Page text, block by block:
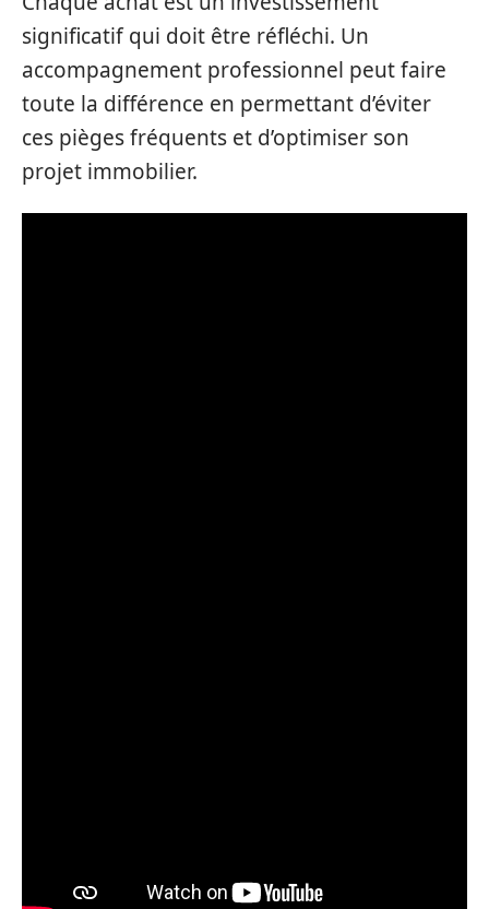
significatif qui doit être réfléchi. Un
accompagnement professionnel peut faire
toute la différence en permettant d’éviter
ces pièges fréquents et d’optimiser son
projet immobilier.